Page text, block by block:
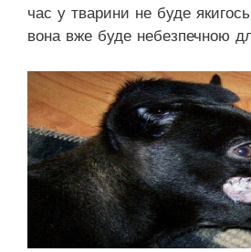
час у тварини не буде
вона вже буде небезпечною